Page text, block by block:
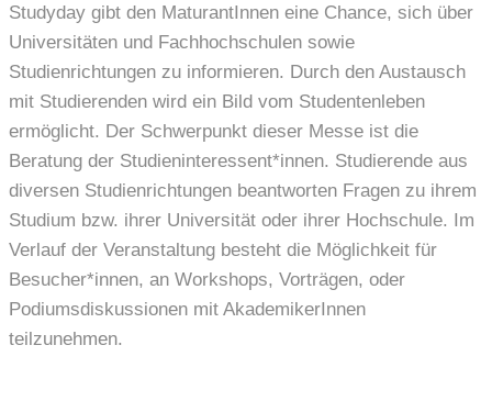
Studyday gibt den MaturantInnen eine Chance, sich über
Universitäten und Fachhochschulen sowie
Studienrichtungen zu informieren. Durch den Austausch
mit Studierenden wird ein Bild vom Studentenleben
ermöglicht. Der Schwerpunkt dieser Messe ist die
Beratung der Studieninteressent*innen. Studierende aus
diversen Studienrichtungen beantworten Fragen zu ihrem
Studium bzw. ihrer Universität oder ihrer Hochschule. Im
Verlauf der Veranstaltung besteht die Möglichkeit für
Besucher*innen, an Workshops, Vorträgen, oder
Podiumsdiskussionen mit AkademikerInnen
teilzunehmen.